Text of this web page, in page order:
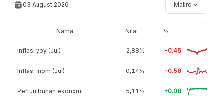
03 August 2026 Makro
Nama Nilai %
Inflasi yoy (Jul) 2,88% -0.46
Inflasi mom (Jul) -0,14% -0.58
Pertumbuhan ekonomi 5,11% +0.08